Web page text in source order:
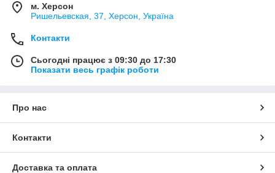
м. Херсон
Ришельевская, 37, Херсон, Україна
Контакти
Сьогодні працює з 09:30 до 17:30
Показати весь графік роботи
Про нас
Контакти
Доставка та оплата